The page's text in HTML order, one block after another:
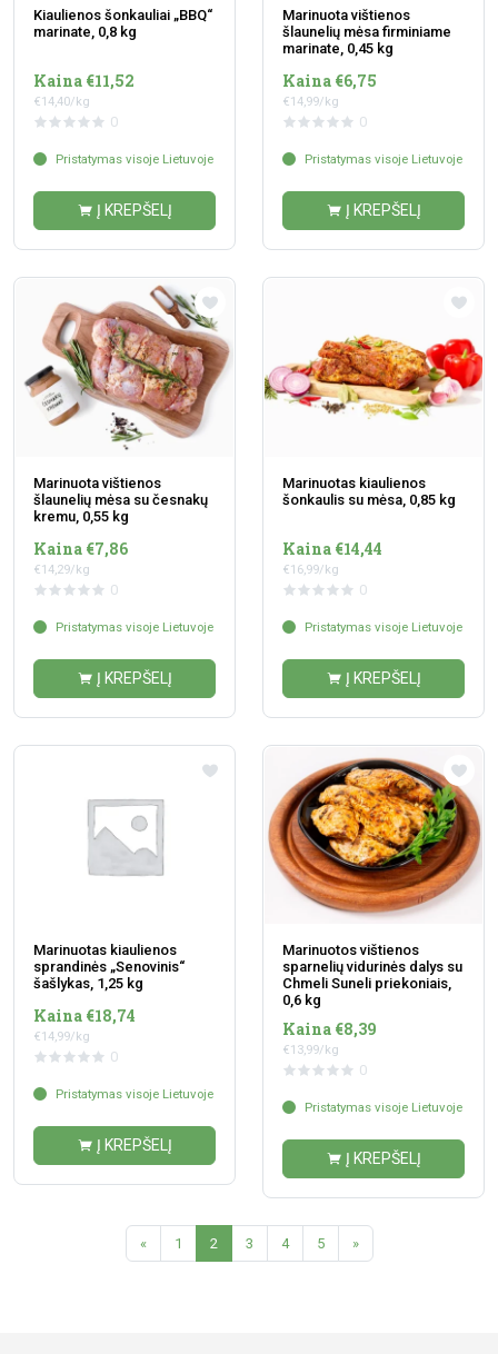
Kiaulienos šonkauliai „BBQ“
marinate, 0,8 kg
Kaina €11,52
€14,40/kg
0
Pristatymas visoje Lietuvoje
Į KREPŠELĮ
Marinuota vištienos
šlaunelių mėsa firminiame
marinate, 0,45 kg
Kaina €6,75
€14,99/kg
0
Pristatymas visoje Lietuvoje
Į KREPŠELĮ
Marinuota vištienos
šlaunelių mėsa su česnakų
kremu, 0,55 kg
Kaina €7,86
€14,29/kg
0
Pristatymas visoje Lietuvoje
Į KREPŠELĮ
Marinuotas kiaulienos
šonkaulis su mėsa, 0,85 kg
Kaina €14,44
€16,99/kg
0
Pristatymas visoje Lietuvoje
Į KREPŠELĮ
Marinuotas kiaulienos
sprandinės „Senovinis“
šašlykas, 1,25 kg
Kaina €18,74
€14,99/kg
0
Pristatymas visoje Lietuvoje
Į KREPŠELĮ
Marinuotos vištienos
sparnelių vidurinės dalys su
Chmeli Suneli priekoniais,
0,6 kg
Kaina €8,39
€13,99/kg
0
Pristatymas visoje Lietuvoje
Į KREPŠELĮ
« 1 2 3 4 5 »